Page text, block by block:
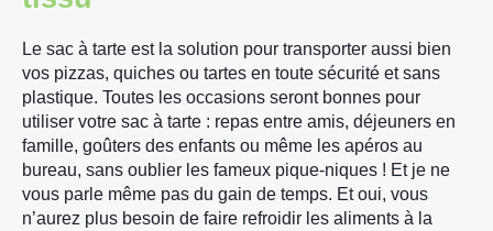
Le sac à tarte est la solution pour transporter aussi bien
vos pizzas, quiches ou tartes en toute sécurité et sans
plastique. Toutes les occasions seront bonnes pour
utiliser votre sac à tarte : repas entre amis, déjeuners en
famille, goûters des enfants ou même les apéros au
bureau, sans oublier les fameux pique-niques ! Et je ne
vous parle même pas du gain de temps. Et oui, vous
n’aurez plus besoin de faire refroidir les aliments à la
×